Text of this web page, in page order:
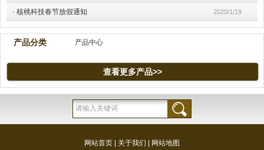
· 核桃科技春节放假通知 2020/1/19
产品分类 产品中心
查看更多产品>>
网站首页 关于我们 网站地图